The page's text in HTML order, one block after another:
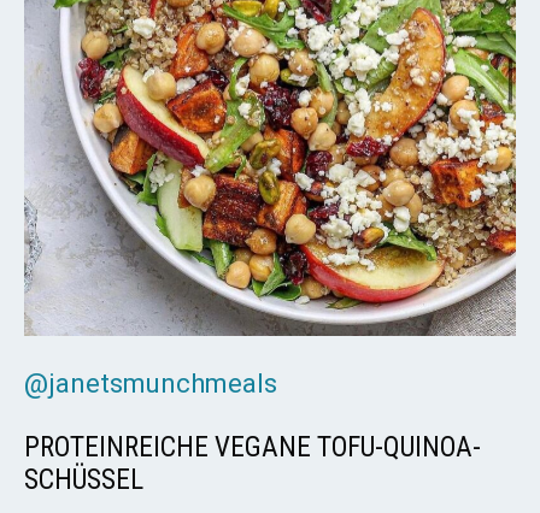
@janetsmunchmeals
PROTEINREICHE VEGANE TOFU-QUINOA-
SCHÜSSEL